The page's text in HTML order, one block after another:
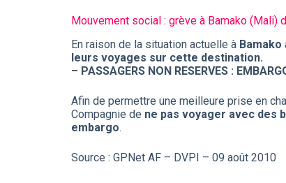
Mouvement social : grève à Bamako (Mali)
En raison de la situation actuelle à Bamako
leurs voyages sur cette destination.
– PASSAGERS NON RESERVES :
Afin de permettre une meilleure prise en
Compagnie de ne pas voyager avec des
embargo.
Source : GPNet AF – DVPI – 09 août 2010